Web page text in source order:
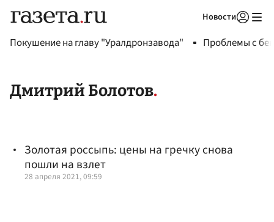
Новости
Покушение на главу "Уралдронзавода" Проблемы с
Дмитрий Болотов
Золотая россыпь: цены на гречку снова
пошли на взлет
28 апреля 2021, 09:59